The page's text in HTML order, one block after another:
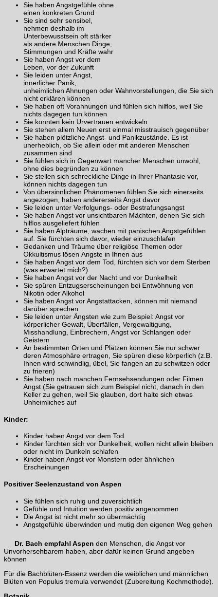
Sie haben Angstgefühle ohne
einen konkreten Grund
Sie sind sehr sensibel,
nehmen deshalb im
Unterbewusstsein oft stärker
als andere Menschen Dinge,
Stimmungen und Kräfte wahr
Sie haben Angst vor dem
Leben, vor der Zukunft
Sie leiden unter Angst,
innerlicher Panik,
unheimlichen Ahnungen oder Wahnvorstellungen, die Sie sich
nicht erklären können
Sie haben oft Vorahnungen und fühlen sich hilflos, weil Sie
nichts dagegen tun können
Sie konnten kein Urvertrauen entwickeln
Sie stehen allem Neuen erst einmal misstrauisch gegenüber
Sie haben plötzliche Angst- und Panikzustände. Es ist
unerheblich, ob Sie allein oder mit anderen Menschen
zusammen sind
Sie fühlen sich in Gegenwart mancher Menschen unwohl,
ohne dies begründen zu können
Sie stellen sich schreckliche Dinge in Ihrer Phantasie vor,
können nichts dagegen tun
Von übersinnlichen Phänomenen fühlen Sie sich einerseits
angezogen, haben andererseits Angst davor
Sie leiden unter Verfolgungs- oder Bestrafungsangst
Sie haben Angst vor unsichtbaren Mächten, denen Sie sich
hilflos ausgeliefert fühlen
Sie haben Alpträume, wachen mit panischen Angstgefühlen
auf. Sie fürchten sich davor, wieder einzuschlafen
Gedanken und Träume über religiöse Themen oder
Okkultismus lösen Ängste in Ihnen aus
Sie haben Angst vor dem Tod, fürchten sich vor dem Sterben
(was erwartet mich?)
Sie haben Angst vor der Nacht und vor Dunkelheit
Sie spüren Entzugserscheinungen bei Entwöhnung von
Nikotin oder Alkohol
Sie haben Angst vor Angstattacken, können mit niemand
darüber sprechen
Sie leiden unter Ängsten wie zum Beispiel: Angst vor
körperlicher Gewalt, Überfällen, Vergewaltigung,
Misshandlung, Einbrechern, Angst vor Schlangen oder
Geistern
An bestimmten Orten und Plätzen können Sie nur schwer
deren Atmosphäre ertragen, Sie spüren diese körperlich (z.B.
Ihnen wird schwindlig, übel, Sie fangen an zu schwitzen oder
zu frieren)
Sie haben nach manchen Fernsehsendungen oder Filmen
Angst (Sie getrauen sich zum Beispiel nicht, danach in den
Keller zu gehen, weil Sie glauben, dort halte sich etwas
Unheimliches auf
Kinder:
Kinder haben Angst vor dem Tod
Kinder fürchten sich vor Dunkelheit, wollen nicht allein bleiben
oder nicht im Dunkeln schlafen
Kinder haben Angst vor Monstern oder ähnlichen
Erscheinungen
Positiver Seelenzustand von Aspen
Sie fühlen sich ruhig und zuversichtlich
Gefühle und Intuition werden positiv angenommen
Die Angst ist nicht mehr so übermächtig
Angstgefühle überwinden und mutig den eigenen Weg gehen
Dr. Bach empfahl Aspen den Menschen, die Angst vor
Unvorhersehbarem haben, aber dafür keinen Grund angeben
können
Für die Bachblüten-Essenz werden die weiblichen und männlichen
Blüten von Populus tremula verwendet (Zubereitung Kochmethode).